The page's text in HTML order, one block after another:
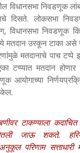
विधानसभा निवडणूक
लोकसभा
विधानसभा निवडणूक
मतदान उरकून टाका
मतदानाचे पाच
टप्प्यात मतदान होणार
आयोगाच्या
टाकण्याला
जाऊ शकते.
परिणाम